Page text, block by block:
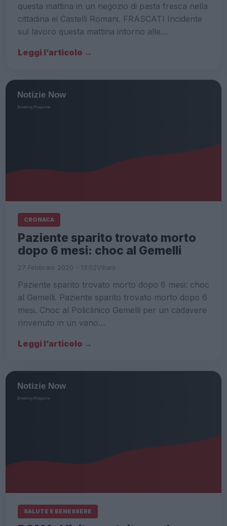
questa mattina in un negozio di pasta fresca nella
cittadina ei Castelli Romani. FRASCATI Incidente
sul lavoro questa mattina intorno alle…
Leggi l’articolo →
CRONACA
Paziente sparito trovato morto
dopo 6 mesi: choc al Gemelli
27 Febbraio 2020 - 13:02Villani
Paziente sparito trovato morto dopo 6 mesi: choc
al Gemelli. Paziente sparito trovato morto dopo 6
mesi. Choc al Policlinico Gemelli per un cadavere
rinvenuto in un vano…
Leggi l’articolo →
SALUTE E BENESSERE